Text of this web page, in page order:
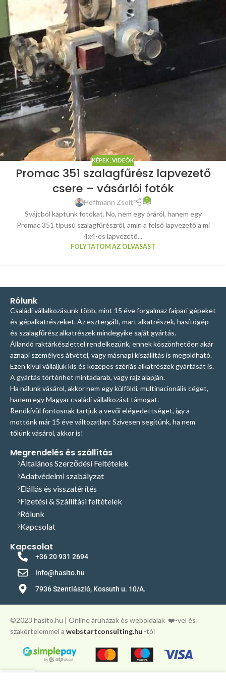
KÉPEK, VIDEÓK
Promac 351 szalagfűrész lapvezető
csere – vásárlói fotók
Hoffmann Zsolt 0
Svájcból kaptunk fotókat. No, nem egy óráról, hanem egy
Promac 351 típusú szalagfűrészről, amin a felső lapvezető a mi
4x4-es lapvezető...
FOLYTATOM AZ OLVASÁST
Rólunk
Családi vállalkozásunk több, mint 15 éve forgalmaz faipari gépeket
és gépalkatrészeket. Az esztergált, mart alkatrészek, hasítógép-
és szalagfűrész alkatrészek mindegyike saját gyártás.
Állandó raktárkészlettel rendelkezünk, ennek köszönhetően akár
aznapi személyes átvétel, vagy másnapi kiszállítás is megoldható.
Ezen kívül vállaljuk kis és közepes szériás alkatrészek gyártását is.
A gyártás történhet mintadarab, vagy rajz alapján.
Ha nálunk vásárol, akkor nem egy külföldi, multinacionális céget,
hanem egy Magyar családi vállalkozást támogat.
Rendkívül fontosnak tartjuk a vevői elégedettséget, így a
mottónk már 15 éve változatlan: Szívesen segítünk, ha nem
tőlünk vásárol, akkor is!
Megrendelés és szállítás
Általános Szerződési Feltételek
Adatvédelmi szabályzat
Elállás és visszatérítés
Fizetési & Szállítási feltételek
Rólunk
Kapcsolat
Kapcsolat
+36 20 931 2694
info@hasito.hu
7936 Szentlászló, Kossuth u. 10/A.
©️2023 hasito.hu | Online áruházak és weboldalak ❤️-vel és
szakértelemmel a webstartconsulting.hu -tól